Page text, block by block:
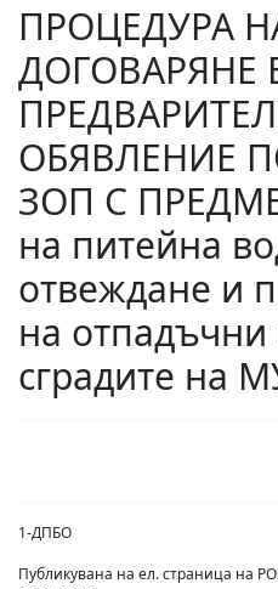
ПРОЦЕДУРА
ДОГОВАРЯНЕ
ОБЯВЛЕНИЕ
ЗОП С
на питейна
отвеждане и
на отпадъчни
сградите на
1-ДПБО
Публикувана на ел. страница на